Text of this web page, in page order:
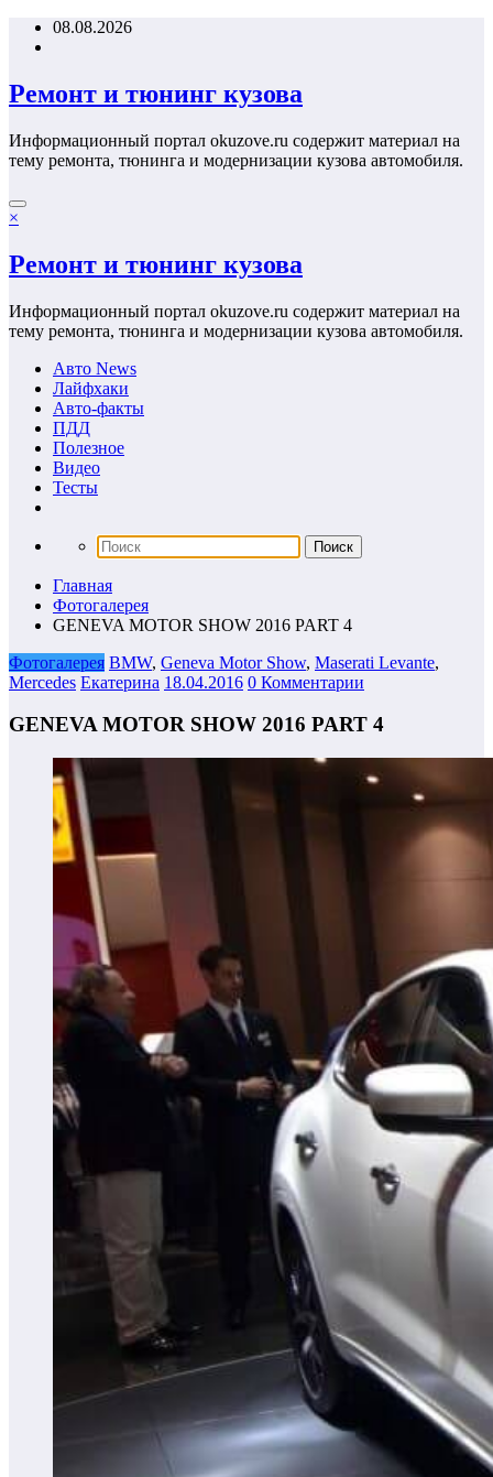
Перейти08.08.2026
Ремонт и тюнинг кузова
Информационный портал okuzove.ru содержит материал на
тему ремонта, тюнинга и модернизации кузова автомобиля.
×
Ремонт и тюнинг кузова
Информационный портал okuzove.ru содержит материал на
тему ремонта, тюнинга и модернизации кузова автомобиля.
Авто News
Лайфхаки
Авто-факты
ПДД
Полезное
Видео
Тесты
Главная
Фотогалерея
GENEVA MOTOR SHOW 2016 PART 4
Фотогалерея BMW, Geneva Motor Show, Maserati Levante,
Mercedes Екатерина 18.04.2016 0 Комментарии
GENEVA MOTOR SHOW 2016 PART 4